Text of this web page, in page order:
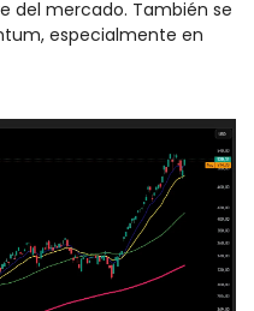
del mercado. También se
especialmente en